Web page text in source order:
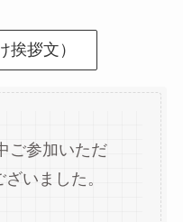
拶文）
ご参加いただ
いました。